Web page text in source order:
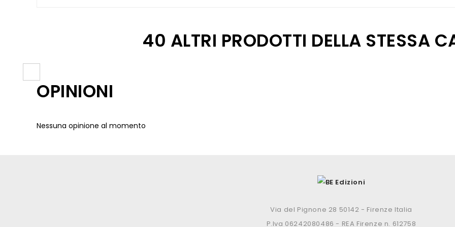
40 ALTRI PRODOTTI DELLA STESSA
OPINIONI
Nessuna opinione al momento
Via del Pignone 28 50142 - Firenze Italia
P.Iva 06242080486 - REA Firenze n. 612758